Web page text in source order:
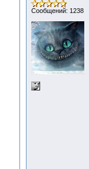
Сообщений: 1238